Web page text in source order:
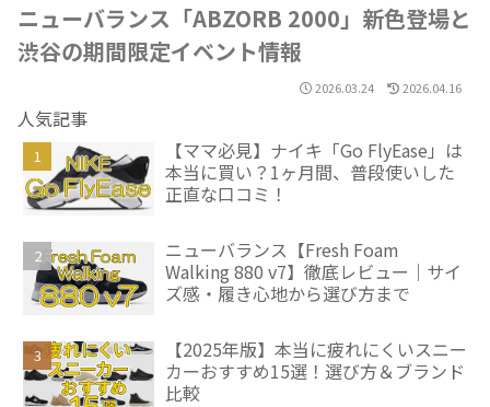
ニューバランス「ABZORB 2000」新色登場と
渋谷の期間限定イベント情報
2026.03.24 2026.04.16
人気記事
【ママ必見】ナイキ「Go FlyEase」は
本当に買い？1ヶ月間、普段使いした
正直な口コミ！
ニューバランス【Fresh Foam
Walking 880 v7】徹底レビュー｜サイ
ズ感・履き心地から選び方まで
【2025年版】本当に疲れにくいスニー
カーおすすめ15選！選び方＆ブランド
比較